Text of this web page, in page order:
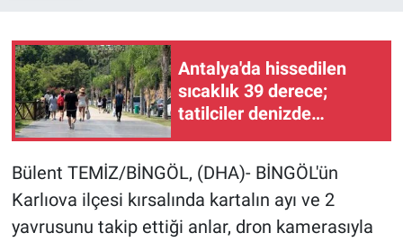
Antalya'da hissedilen
sıcaklık 39 derece;
tatilciler denizde
serinledi
Bülent TEMİZ/BİNGÖL, (DHA)- BİNGÖL'ün
Karlıova ilçesi kırsalında kartalın ayı ve 2
yavrusunu takip ettiği anlar, dron kamerasıyla